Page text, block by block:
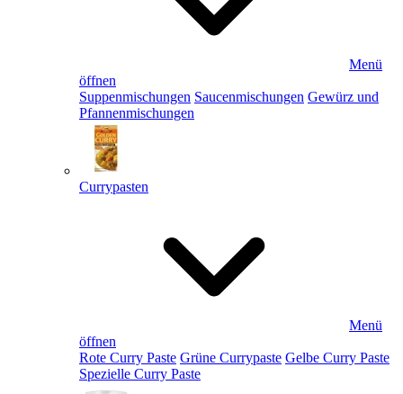
Menü
öffnen
Suppenmischungen Saucenmischungen Gewürz und
Pfannenmischungen
Currypasten
Menü
öffnen
Rote Curry Paste Grüne Currypaste Gelbe Curry Paste
Spezielle Curry Paste